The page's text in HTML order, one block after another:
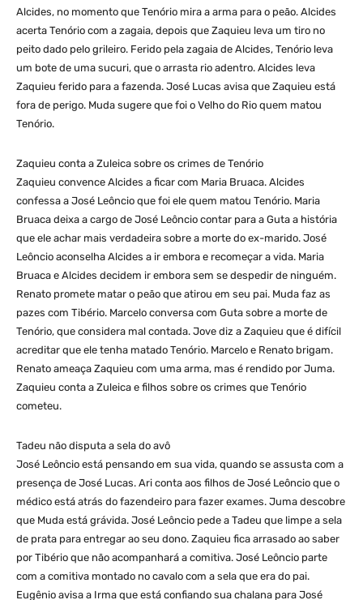
Alcides, no momento que Tenório mira a arma para o peão. Alcides
acerta Tenório com a zagaia, depois que Zaquieu leva um tiro no
peito dado pelo grileiro. Ferido pela zagaia de Alcides, Tenório leva
um bote de uma sucuri, que o arrasta rio adentro. Alcides leva
Zaquieu ferido para a fazenda. José Lucas avisa que Zaquieu está
fora de perigo. Muda sugere que foi o Velho do Rio quem matou
Tenório.
Zaquieu conta a Zuleica sobre os crimes de Tenório
Zaquieu convence Alcides a ficar com Maria Bruaca. Alcides
confessa a José Leôncio que foi ele quem matou Tenório. Maria
Bruaca deixa a cargo de José Leôncio contar para a Guta a história
que ele achar mais verdadeira sobre a morte do ex-marido. José
Leôncio aconselha Alcides a ir embora e recomeçar a vida. Maria
Bruaca e Alcides decidem ir embora sem se despedir de ninguém.
Renato promete matar o peão que atirou em seu pai. Muda faz as
pazes com Tibério. Marcelo conversa com Guta sobre a morte de
Tenório, que considera mal contada. Jove diz a Zaquieu que é difícil
acreditar que ele tenha matado Tenório. Marcelo e Renato brigam.
Renato ameaça Zaquieu com uma arma, mas é rendido por Juma.
Zaquieu conta a Zuleica e filhos sobre os crimes que Tenório
cometeu.
Tadeu não disputa a sela do avô
José Leôncio está pensando em sua vida, quando se assusta com a
presença de José Lucas. Ari conta aos filhos de José Leôncio que o
médico está atrás do fazendeiro para fazer exames. Juma descobre
que Muda está grávida. José Leôncio pede a Tadeu que limpe a sela
de prata para entregar ao seu dono. Zaquieu fica arrasado ao saber
por Tibério que não acompanhará a comitiva. José Leôncio parte
com a comitiva montado no cavalo com a sela que era do pai.
Eugênio avisa a Irma que está confiando sua chalana para José